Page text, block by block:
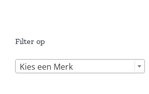
Filter op
Kies een Merk